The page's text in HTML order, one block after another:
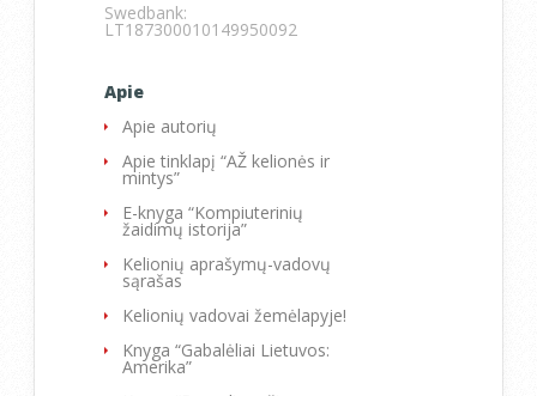
Swedbank:
LT187300010149950092
Apie
Apie autorių
Apie tinklapį “AŽ kelionės ir
mintys”
E-knyga “Kompiuterinių
žaidimų istorija”
Kelionių aprašymų-vadovų
sąrašas
Kelionių vadovai žemėlapyje!
Knyga “Gabalėliai Lietuvos:
Amerika”